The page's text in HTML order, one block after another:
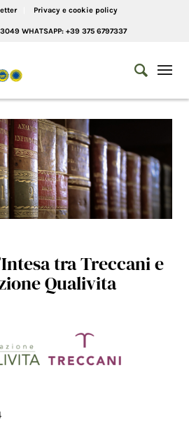
Privacy e cookie policy
WHATSAPP: +39 375 6797337
tra Treccani e
Qualivita